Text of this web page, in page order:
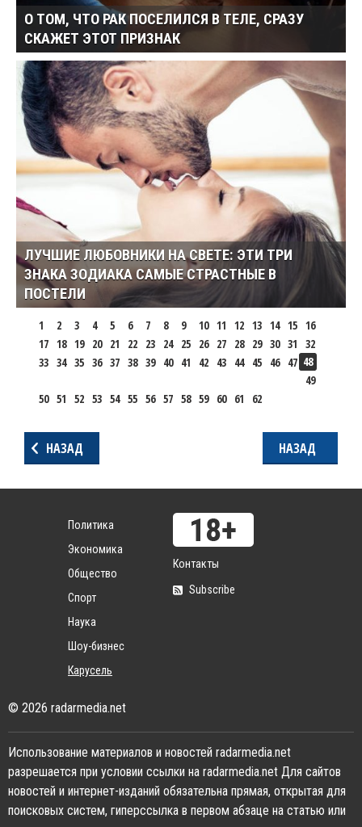
О ТОМ, ЧТО РАК ПОСЕЛИЛСЯ В ТЕЛЕ, СРАЗУ
СКАЖЕТ ЭТОТ ПРИЗНАК
ЛУЧШИЕ ЛЮБОВНИКИ НА СВЕТЕ: ЭТИ ТРИ
ЗНАКА ЗОДИАКА САМЫЕ СТРАСТНЫЕ В
ПОСТЕЛИ
1 2 3 4 5 6 7 8 9 10 11 12 13 14 15 16
17 18 19 20 21 22 23 24 25 26 27 28 29 30 31 32
33 34 35 36 37 38 39 40 41 42 43 44 45 46 47 48
49
50 51 52 53 54 55 56 57 58 59 60 61 62
НАЗАД НАЗАД
Политика
Экономика
Общество
Спорт
Наука
Шоу-бизнес
Карусель
© 2026 radarmedia.net
Использование материалов и новостей radarmedia.net
разрешается при условии ссылки на radarmedia.net Для сайтов
новостей и интернет-изданий обязательна прямая, открытая для
поисковых систем, гиперссылка в первом абзаце на статью или
Контакты
Subscribe